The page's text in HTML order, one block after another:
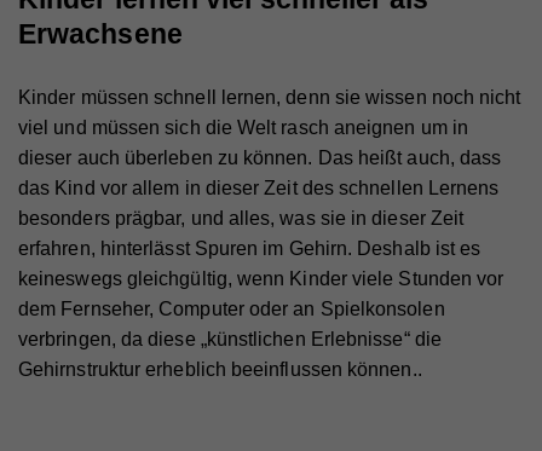
Erwachsene
Kinder müssen schnell lernen, denn sie wissen noch nicht
viel und müssen sich die Welt rasch aneignen um in
dieser auch überleben zu können. Das heißt auch, dass
das Kind vor allem in dieser Zeit des schnellen Lernens
besonders prägbar, und alles, was sie in dieser Zeit
erfahren, hinterlässt Spuren im Gehirn. Deshalb ist es
keineswegs gleichgültig, wenn Kinder viele Stunden vor
dem Fernseher, Computer oder an Spielkonsolen
verbringen, da diese „künstlichen Erlebnisse“ die
Gehirnstruktur erheblich beeinflussen können..